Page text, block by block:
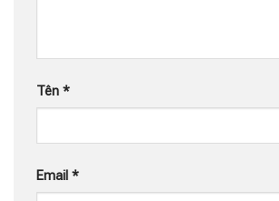
Tên *
Email *